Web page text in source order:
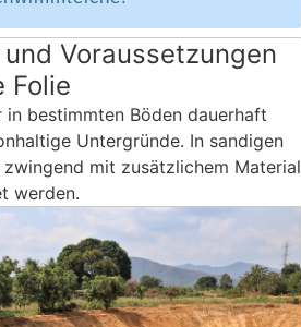
Voraussetzungen
Folie
in bestimmten Böden dauerhaft
Untergründe. In sandigen
mit zusätzlichem Material
werden.